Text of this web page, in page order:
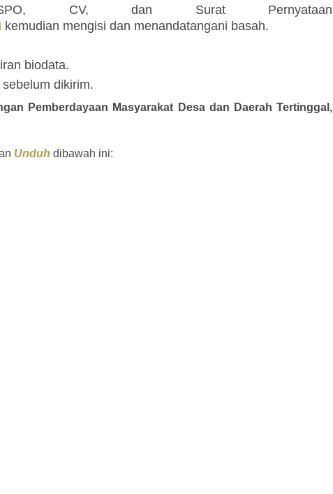
SPO, CV, dan Surat Pernyataan
kemudian mengisi dan menandatangani basah.
biodata.
dikirim.
Pemberdayaan Masyarakat Desa dan Daerah Tertinggal,
Unduh dibawah ini: